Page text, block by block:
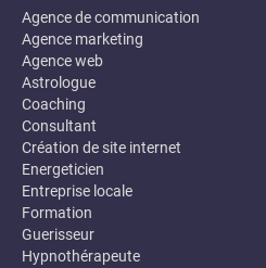
Agence de communication
Agence marketing
Agence web
Astrologue
Coaching
Consultant
Création de site internet
Energeticien
Entreprise locale
Formation
Guerisseur
Hypnothérapeute